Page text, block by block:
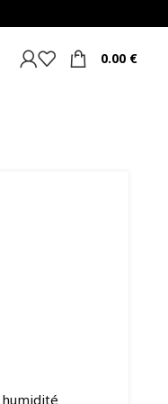
0.00 €